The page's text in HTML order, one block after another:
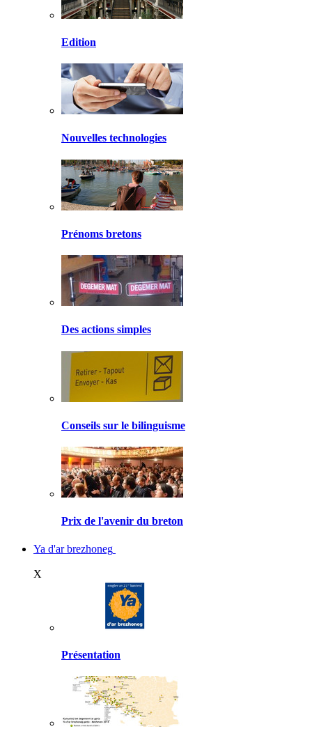
Edition
Nouvelles technologies
Prénoms bretons
Des actions simples
Conseils sur le bilinguisme
Prix de l'avenir du breton
Ya d'ar brezhoneg
X
Présentation